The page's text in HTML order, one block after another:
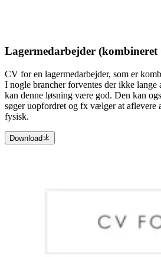
Lagermedarbejder (kombineret
CV for en lagermedarbejder, som er
I nogle brancher forventes der ikke lange
kan denne løsning være god. Den kan
søger uopfordret og fx vælger at aflevere
fysisk.
Download